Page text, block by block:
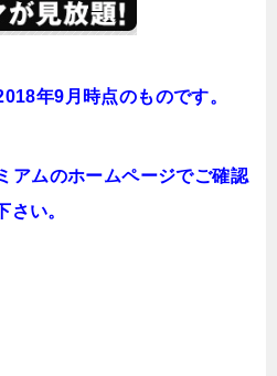
年9月時点のものです。
アムのホームページでご確認
さい。